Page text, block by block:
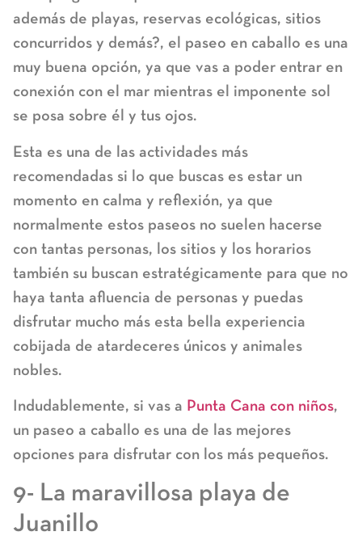
además de playas, reservas ecológicas, sitios
concurridos y demás?, el paseo en caballo es una
muy buena opción, ya que vas a poder entrar en
conexión con el mar mientras el imponente sol
se posa sobre él y tus ojos.
Esta es una de las actividades más
recomendadas si lo que buscas es estar un
momento en calma y reflexión, ya que
normalmente estos paseos no suelen hacerse
con tantas personas, los sitios y los horarios
también su buscan estratégicamente para que no
haya tanta afluencia de personas y puedas
disfrutar mucho más esta bella experiencia
cobijada de atardeceres únicos y animales
nobles.
Indudablemente, si vas a Punta Cana con niños,
un paseo a caballo es una de las mejores
opciones para disfrutar con los más pequeños.
9- La maravillosa playa de
Juanillo